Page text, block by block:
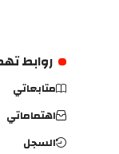
روابط
متابعاتي
اهتماماتي
السجل